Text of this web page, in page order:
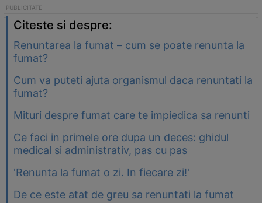
Citeste si despre:
Renuntarea la fumat – cum se poate renunta la
fumat?
Cum va puteti ajuta organismul daca renuntati la
fumat?
Mituri despre fumat care te impiedica sa renunti
Ce faci in primele ore dupa un deces: ghidul
medical si administrativ, pas cu pas
'Renunta la fumat o zi. In fiecare zi!'
De ce este atat de greu sa renuntati la fumat